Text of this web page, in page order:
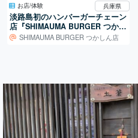
お店/体験 兵庫県
淡路島初のハンバーガーチェーン
店『SHIMAUMA BURGER つかし
ん店』
SHIMAUMA BURGER つかしん店